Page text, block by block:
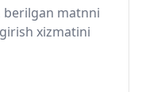
matnni
xizmatini